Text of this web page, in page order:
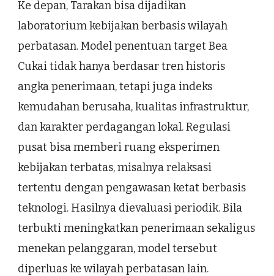
Ke depan, Tarakan bisa dijadikan
laboratorium kebijakan berbasis wilayah
perbatasan. Model penentuan target Bea
Cukai tidak hanya berdasar tren historis
angka penerimaan, tetapi juga indeks
kemudahan berusaha, kualitas infrastruktur,
dan karakter perdagangan lokal. Regulasi
pusat bisa memberi ruang eksperimen
kebijakan terbatas, misalnya relaksasi
tertentu dengan pengawasan ketat berbasis
teknologi. Hasilnya dievaluasi periodik. Bila
terbukti meningkatkan penerimaan sekaligus
menekan pelanggaran, model tersebut
diperluas ke wilayah perbatasan lain.